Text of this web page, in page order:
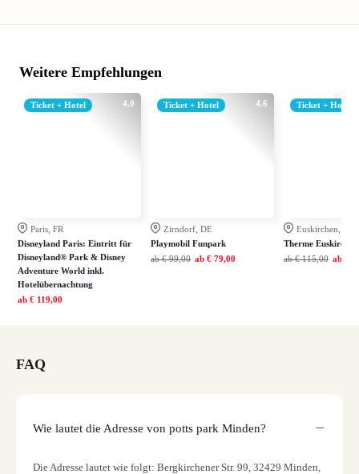
Weitere Empfehlungen
4.0
Ticket + Hotel
Paris, FR
Disneyland Paris: Eintritt für
Disneyland® Park & Disney
Adventure World inkl.
Hotelübernachtung
ab € 119,00
4.6
Ticket + Hotel
Zirndorf, DE
Playmobil Funpark
ab € 99,00 ab € 79,00
Ticket + Hotel
Euskirchen, DE
Therme Euskirchen
ab € 115,00 ab
FAQ
Wie lautet die Adresse von potts park Minden?
Die Adresse lautet wie folgt: Bergkirchener Str. 99, 32429 Minden,